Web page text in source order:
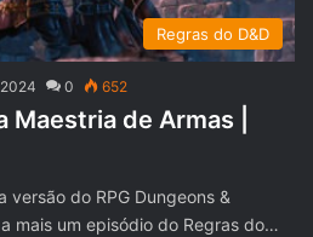
Regras do D&D
0 652
Maestria de Armas |
versão do RPG Dungeons &
mais um episódio do Regras do…